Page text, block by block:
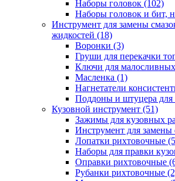
Наборы головок (102)
Наборы головок и бит,
Инструмент для замены
жидкостей (18)
Воронки (3)
Груши для перекачки
Ключи для
Масленка (1)
Нагнетатели
Поддоны и штуцера для
Кузовной инструмент (51)
Зажимы для кузовных
Инструмент для замены
Лопатки рихтовочные
Наборы для правки
Оправки рихтовочные
Рубанки рихтовочные